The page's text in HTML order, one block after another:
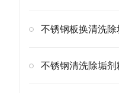
不锈钢板换清洗
不锈钢清洗除垢